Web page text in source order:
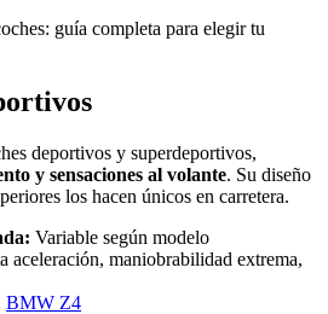
deportivos y superdeportivos,
y sensaciones al volante. Su diseño
los hacen únicos en carretera.
Variable según modelo
aceleración, maniobrabilidad extrema,
BMW Z4